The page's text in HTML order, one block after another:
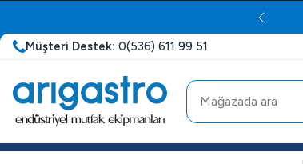
Müşteri Destek: 0(536) 611 99 51